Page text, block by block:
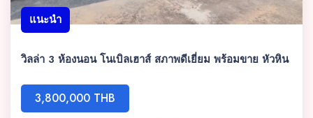
แนะนำ
วิลล่า 3 ห้องนอน โนเบิลเฮาส์ สภาพดีเยี่ยม พร้อมขาย หัวหิน
3,800,000 THB